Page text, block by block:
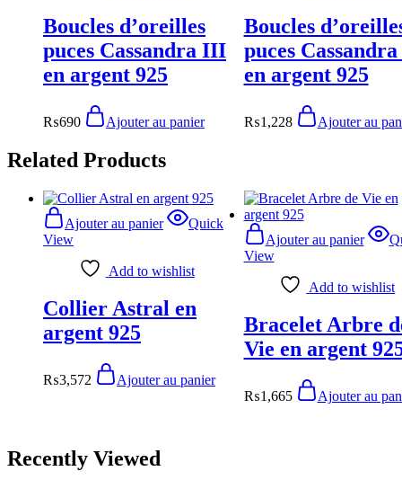
Boucles d’oreilles
puces Cassandra III
en argent 925
₨690 Ajouter au panier
Boucles
puces
en argent 925
₨1,228 Ajouter au
Related Products
Ajouter au panier
Quick
View
Add to wishlist
Collier Astral en
argent 925
₨3,572 Ajouter au panier
Ajouter au panier
View
Add to wishlist
Bracelet Arbre
Vie en argent
₨1,665 Ajouter au
Recently Viewed